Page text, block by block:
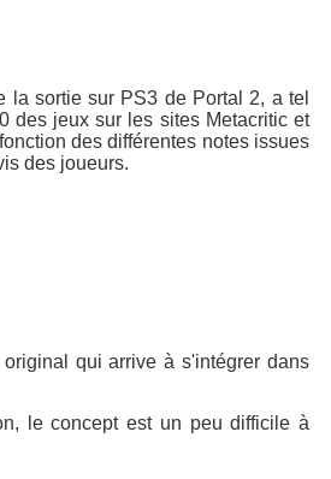
la sortie sur PS3 de Portal 2, a tel
des jeux sur les sites Metacritic et
des différentes notes issues
des joueurs.
qui arrive à s'intégrer dans
le concept est un peu difficile à